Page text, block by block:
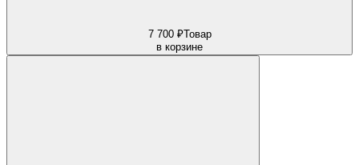
7 700 ₽Товар
в корзине